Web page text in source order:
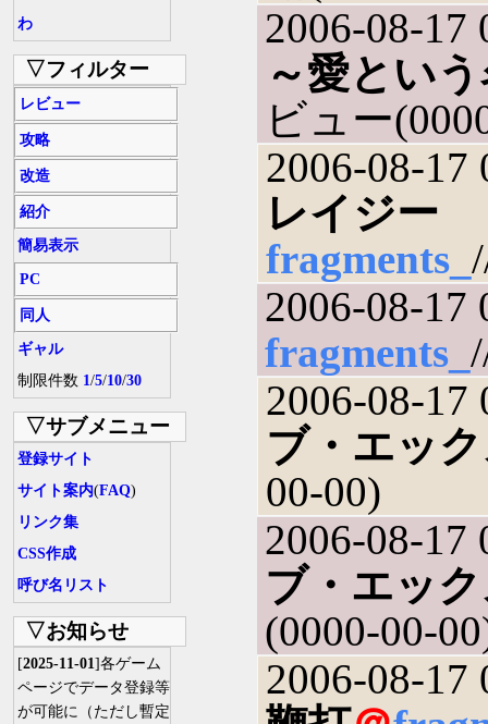
わ
▽フィルター
レビュー
攻略
改造
紹介
簡易表示
PC
同人
ギャル
制限件数 1/5/10/30
▽サブメニュー
登録サイト
サイト案内(FAQ)
リンク集
CSS作成
呼び名リスト
▽お知らせ
[2025-11-01]各ゲーム
ページでデータ登録等
が可能に（ただし暫定
2006-08-17
～愛とい
ビュー
2006-08-17
レイジー
fragments_
2006-08-17
fragments_
2006-08-17
ブ・エッ
00-00)
2006-08-17
ブ・エッ
(0000-00-
2006-08-17